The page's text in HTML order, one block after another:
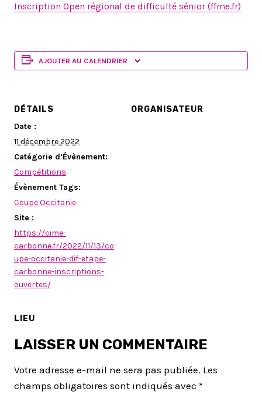
Inscription Open régional de difficulté sénior (ffme.fr)
AJOUTER AU CALENDRIER
DÉTAILS
Date :
11 décembre 2022
Catégorie d’Évènement:
Compétitions
Évènement Tags:
Coupe Occitanie
Site :
https://cime-
carbonne.fr/2022/11/13/co
upe-occitanie-dif-etape-
carbonne-inscriptions-
ouvertes/
ORGANISATEUR
LIEU
LAISSER UN COMMENTAIRE
Votre adresse e-mail ne sera pas publiée. Les
champs obligatoires sont indiqués avec *